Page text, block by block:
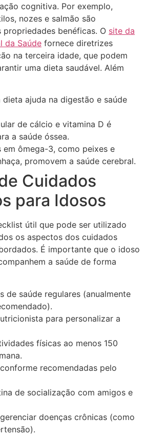
cognitiva. Por exemplo,
nozes e salmão são
benéficas. O site da
da Saúde fornece diretrizes
na terceira idade, que podem
uma dieta saudável. Além
dieta ajuda na digestão e saúde
de cálcio e vitamina D é
a saúde óssea.
em ômega-3, como peixes e
promovem a saúde cerebral.
Cuidados
para Idosos
útil que pode ser utilizado
os aspectos dos cuidados
É importante que o idoso
a saúde de forma
de saúde regulares (anualmente
para personalizar a
físicas ao menos 150
recomendadas pelo
de socialização com amigos e
doenças crônicas (como